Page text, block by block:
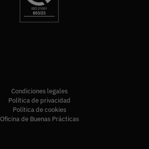
Condiciones legales
Política de privacidad
Política de cookies
Oficina de Buenas Prácticas